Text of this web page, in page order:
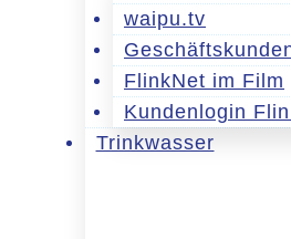
waipu.tv
FlinkNet im Film
Kundenlogin
Trinkwasser